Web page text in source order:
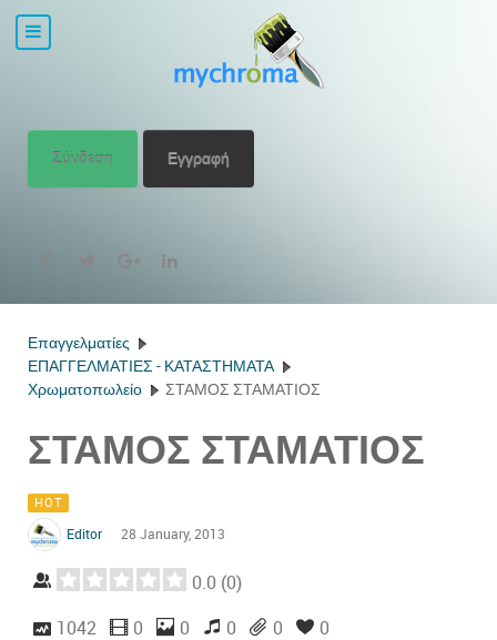
Σύνδεση Εγγραφή
Επαγγελματίες
ΕΠΑΓΓΕΛΜΑΤΙΕΣ - ΚΑΤΑΣΤΗΜΑΤΑ
Χρωματοπωλείο
ΣΤΑΜΟΣ ΣΤΑΜΑΤΙΟΣ
ΣΤΑΜΟΣ ΣΤΑΜΑΤΙΟΣ
HOT
Editor 28 January, 2013
0.0 (0)
1042 0 0 0 0 0